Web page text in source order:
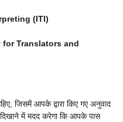
(ITI)
Translators and
जिसमें आपके द्वारा किए गए अनुवाद
में मदद करेगा कि आपके पास